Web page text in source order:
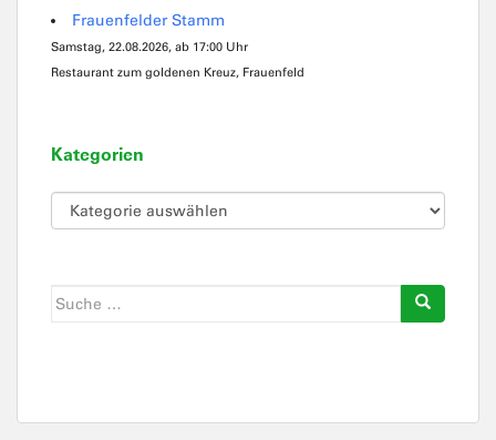
Frauenfelder Stamm
Samstag, 22.08.2026, ab 17:00 Uhr
Restaurant zum goldenen Kreuz, Frauenfeld
Kategorien
Kategorien
Suche